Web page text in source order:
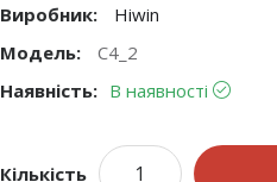
Виробник:
Hiwin
Модель:
С4_2
Наявність: В наявності
Кількість